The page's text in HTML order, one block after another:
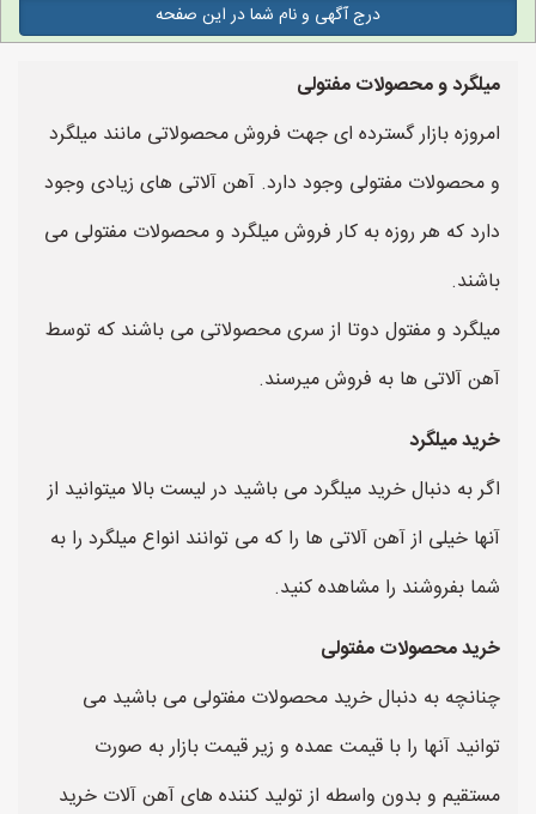
درج آگهی و نام شما در این صفحه
میلگرد و محصولات مفتولی
امروزه بازار گسترده ای جهت فروش محصولاتی مانند میلگرد
و محصولات مفتولی وجود دارد. آهن آلاتی های زیادی وجود
دارد که هر روزه به کار فروش میلگرد و محصولات مفتولی می
باشند.
میلگرد و مفتول دوتا از سری محصولاتی می باشند که توسط
آهن آلاتی ها به فروش میرسند.
خرید میلگرد
اگر به دنبال خرید میلگرد می باشید در لیست بالا میتوانید از
آنها خیلی از آهن آلاتی ها را که می توانند انواع میلگرد را به
شما بفروشند را مشاهده کنید.
خرید محصولات مفتولی
چنانچه به دنبال خرید محصولات مفتولی می باشید می
توانید آنها را با قیمت عمده و زیر قیمت بازار به صورت
مستقیم و بدون واسطه از تولید کننده های آهن آلات خرید